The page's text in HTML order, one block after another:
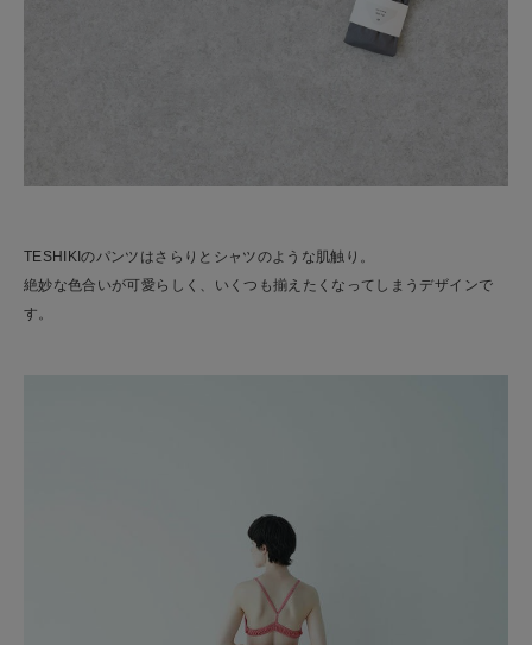
TESHIKIのパンツはさらりとシャツのような肌触り。
絶妙な色合いが可愛らしく、いくつも揃えたくなってしまうデザインで
す。